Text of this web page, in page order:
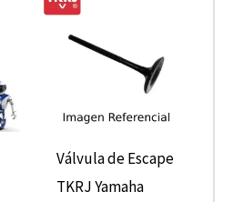
Válvula de Escape
TKRJ Yamaha